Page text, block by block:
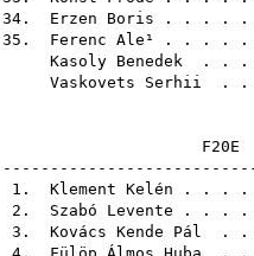
34. Erzen Boris . . . .
35. Ferenc Ale¹ . . . .
Kasoly Benedek . . .
Vaskovets Serhii . .
1. Klement Kelén . . .
2. Szabó Levente . . .
3. Kovács Kende Pál . .